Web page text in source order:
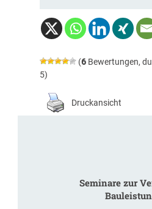
(6Bewertungen,
5)
Druckansicht
Seminare zur